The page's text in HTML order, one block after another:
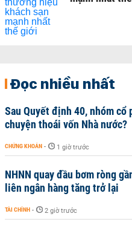
Đọc nhiều nhất
Sau Quyết định 40, nhóm cổ
chuyện thoái vốn Nhà nước?
CHỨNG KHOÁN - 1 giờ trước
NHNN quay đầu bơm ròng
liên ngân hàng tăng trở lại
TÀI CHÍNH - 2 giờ trước